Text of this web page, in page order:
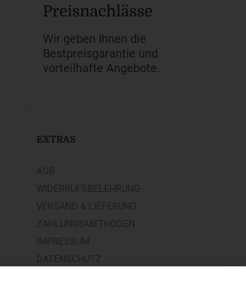
Preisnachlässe
Wir geben Ihnen die
Bestpreisgarantie und
vorteilhafte Angebote.
EXTRAS
AGB
WIDERRUFSBELEHRUNG
VERSAND & LIEFERUNG
ZAHLUNGSMETHODEN
IMPRESSUM
DATENSCHUTZ